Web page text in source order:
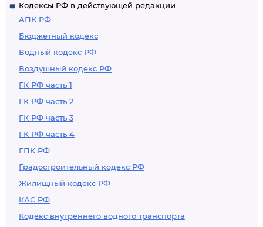
Кодексы РФ в действующей редакции
АПК РФ
Бюджетный кодекс
Водный кодекс РФ
Воздушный кодекс РФ
ГК РФ часть 1
ГК РФ часть 2
ГК РФ часть 3
ГК РФ часть 4
ГПК РФ
Градостроительный кодекс РФ
Жилищный кодекс РФ
КАС РФ
Кодекс внутреннего водного транспорта